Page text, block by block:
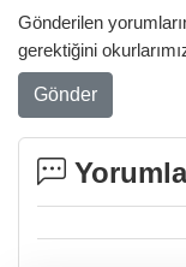
Gönderilen
gerektiğini
Gönder